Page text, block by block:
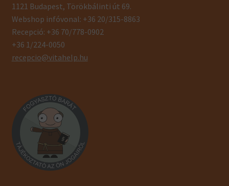
1121 Budapest, Törökbálinti út 69.
Webshop infóvonal: +36 20/315-8863
Recepció: +36 70/778-0902
+36 1/224-0050
recepcio@vitahelp.hu